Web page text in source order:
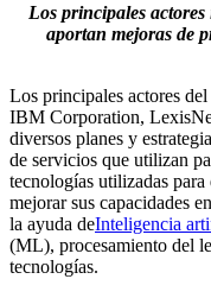
Los principales
aportan mejoras de
Los principales actores
IBM Corporation,
diversos planes y
de servicios que utilizan
tecnologías utilizadas
mejorar sus capacidades
la ayuda deInteligencia
(ML), procesamiento del
tecnologías.